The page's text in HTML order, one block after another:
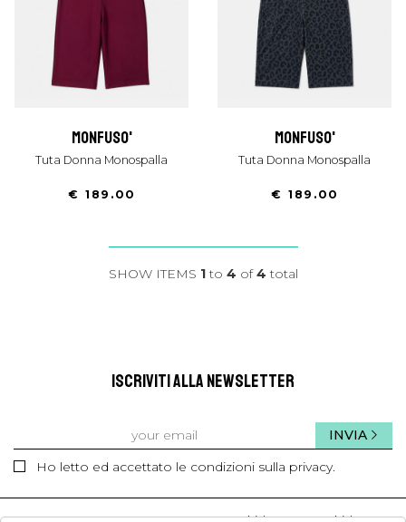
monfuso'
Tuta Donna Monospalla
€ 189.00
monfuso'
Tuta Donna Monospalla
€ 189.00
SHOW ITEMS 1to 4 of4 total
ISCRIVITI ALLA NEWSLETTER
Ho letto ed accettato le condizioni sulla privacy.
INVIA